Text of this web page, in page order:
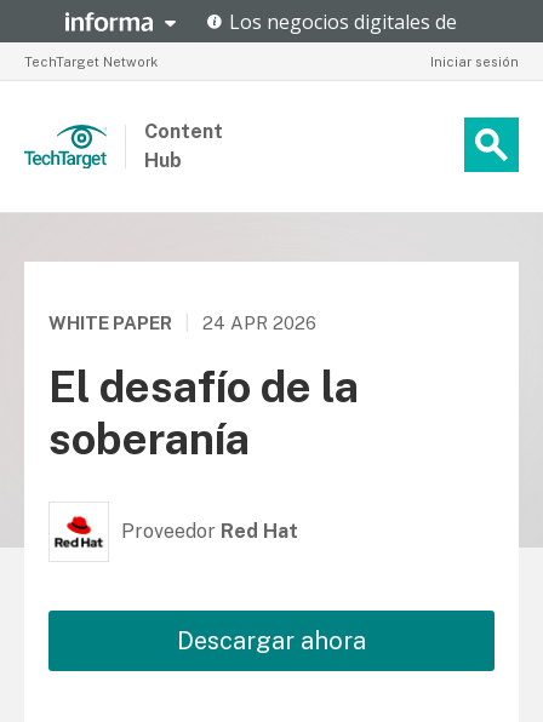
TechTarget Network Iniciar sesión
Content
Hub
WHITE PAPER 24 APR 2026
El desafío de la
soberanía
Proveedor Red Hat
Descargar ahora